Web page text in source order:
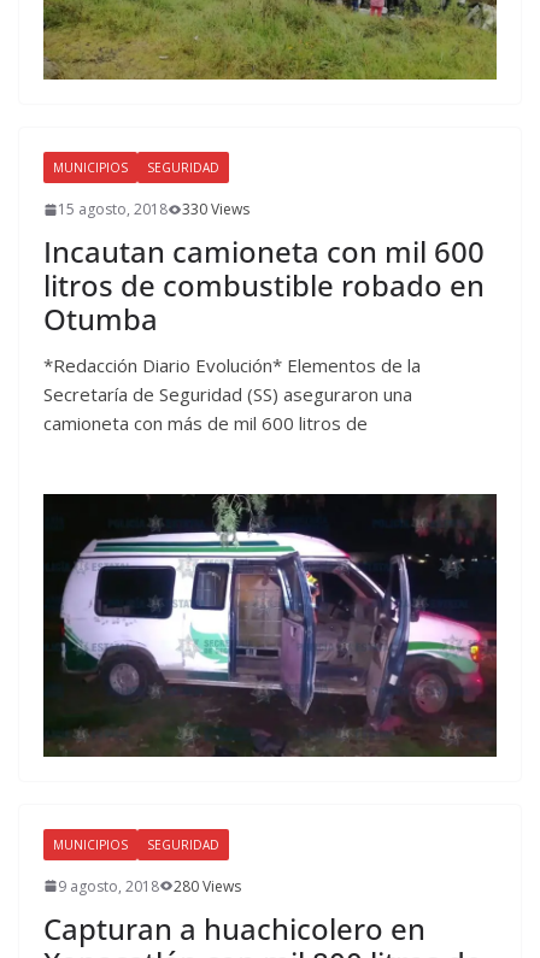
MUNICIPIOS SEGURIDAD
15 agosto, 2018 330 Views
Incautan camioneta con mil 600
litros de combustible robado en
Otumba
*Redacción Diario Evolución* Elementos de la
Secretaría de Seguridad (SS) aseguraron una
camioneta con más de mil 600 litros de
MUNICIPIOS SEGURIDAD
9 agosto, 2018 280 Views
Capturan a huachicolero en